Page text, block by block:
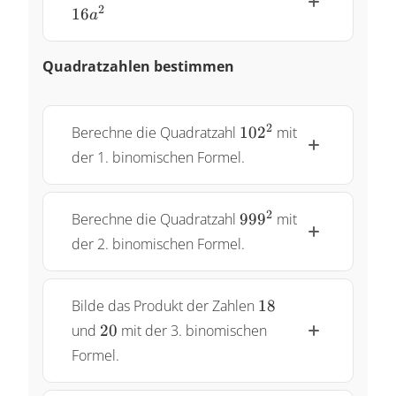
16a2
Quadratzahlen bestimmen
Berechne die Quadratzahl 102^2
1022 mit
der 1. binomischen Formel.
Berechne die Quadratzahl 999^2
9992 mit
der 2. binomischen Formel.
Bilde das Produkt der Zahlen 18
18
und 20
20 mit der 3. binomischen
Formel.